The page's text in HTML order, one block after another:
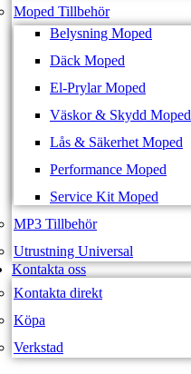
Moped Tillbehör
Belysning Moped
Däck Moped
El-Prylar Moped
Väskor & Skydd Moped
Lås & Säkerhet Moped
Performance Moped
Service Kit Moped
MP3 Tillbehör
Utrustning Universal
Kontakta oss
Kontakta direkt
Köpa
Verkstad